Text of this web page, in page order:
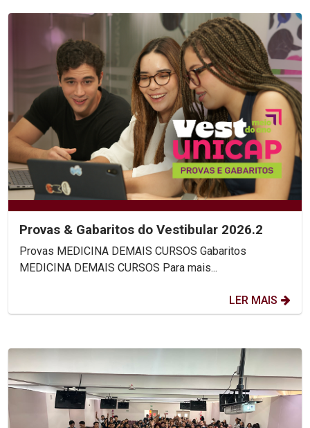
Provas & Gabaritos do Vestibular 2026.2
Provas MEDICINA DEMAIS CURSOS Gabaritos
MEDICINA DEMAIS CURSOS Para mais...
LER MAIS